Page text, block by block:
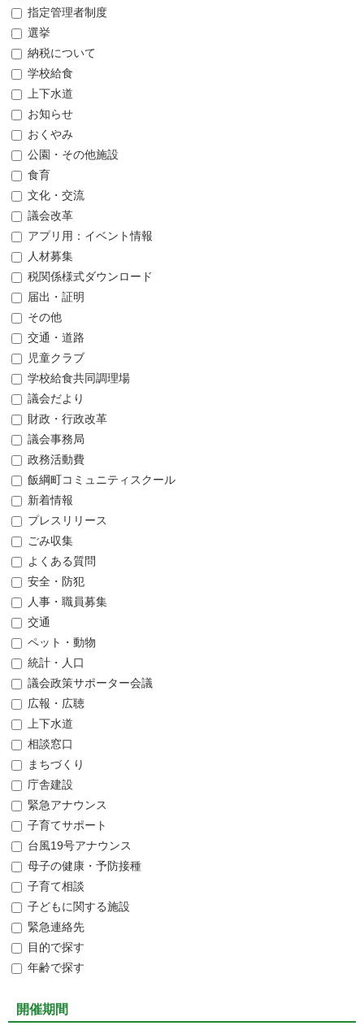
指定管理者制度
選挙
納税について
学校給食
上下水道
お知らせ
おくやみ
公園・その他施設
食育
文化・交流
議会改革
アプリ用：イベント情報
人材募集
税関係様式ダウンロード
届出・証明
その他
交通・道路
児童クラブ
学校給食共同調理場
議会だより
財政・行政改革
議会事務局
政務活動費
飯綱町コミュニティスクール
新着情報
プレスリリース
ごみ収集
よくある質問
安全・防犯
人事・職員募集
交通
ペット・動物
統計・人口
議会政策サポーター会議
広報・広聴
上下水道
相談窓口
まちづくり
庁舎建設
緊急アナウンス
子育てサポート
台風19号アナウンス
母子の健康・予防接種
子育て相談
子どもに関する施設
緊急連絡先
目的で探す
年齢で探す
開催期間